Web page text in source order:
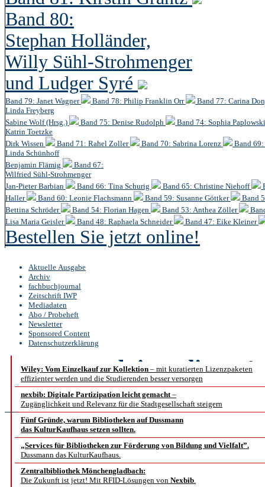
Band 80:
Stephan Holländer,
Willy Sühl-Strohmenger
und Ludger Syré
Band 79: Janet Wagner Band 78: Philip Franklin Orr
Band 77: Carina
Linda Freyberg
Sabine Wolf (Hrsg.)
Band 75: Denise Rudolph
Band 74: Sophia
Katrin Toetzke
Dirk Wissen
Band 71: Rahel Zoller Band 70: Sabrina Lorenz
Band
Linda Schünhoff
Benjamin Flämig
Band 67:
Wilfried Sühl-Strohmenger
Jan-Pieter Barbian
Band 66: Tina Schurig Band 65: Christine Niehoff
Haller
Band 60: Leonie Flachsmann Band 59: Susanne Göttker
Band
Bettina Schröder
Band 54: Florian Hagen Band 53: Anthea Zöller
Lisa Maria Geisler
Band 48: Raphaela Schneider Band 47: Eike Kleiner
Bestellen Sie jetzt online!
Aktuelle Ausgabe
Archiv
fachbuchjournal
Zeitschrift IWP
Mediadaten
Abo / Probeheft
Newsletter
Sponsored Content
Datenschutzerklärung
Wiley: Vom Einzelkauf zur Kollektion – mit kuratierten Lizenzpaketen
effizienter werden und die Studierenden besser versorgen
nexbib: Digitale Partizipation leicht gemacht–
Zugänglichkeit und Relevanz für die Stadtgesellschaft steigern
Fünf Gründe, warum Bibliotheken auf Dussmann
das KulturKaufhaus setzen sollten.
„Services für Bibliotheken zur Förderung von Bildung und Vielfalt”.
Dussmann das KulturKaufhaus.
Zentralbibliothek Mönchengladbach:
Die Zukunft ist jetzt! Mit RFID-Lösungen von Nexbib.
b.i.t.online4 /
FAIR-Lösungen